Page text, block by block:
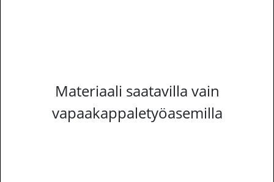
Materiaali saatavilla vain
vapaakappaletyöasemilla